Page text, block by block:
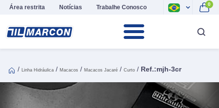
Área restrita Notícias Trabalhe Conosco 0
/ Linha Hidráulica / Macacos / Macacos Jacaré / Curto / Ref.:mjh-3cr